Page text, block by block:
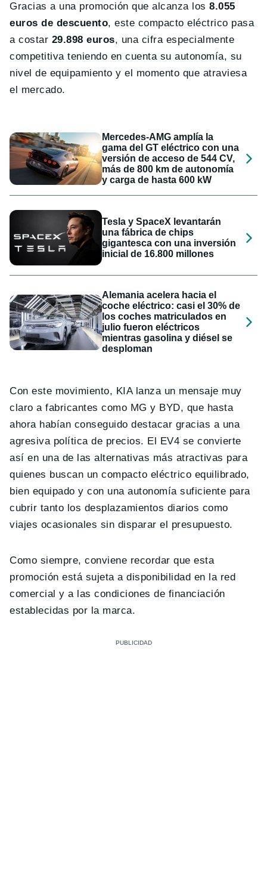
Gracias a una promoción que alcanza los8.055
euros de descuento, este compacto eléctrico pasa
a costar 29.898 euros, una cifra especialmente
competitiva teniendo en cuenta su autonomía, su
nivel de equipamiento y el momento que atraviesa
el mercado.
Mercedes-AMG amplía la
gama del GT eléctrico con una
versión de acceso de 544 CV,
más de 800 km de autonomía
y carga de hasta 600 kW
Tesla y SpaceX levantarán
una fábrica de chips
gigantesca con una inversión
inicial de 16.800 millones
Alemania acelera hacia el
coche eléctrico: casi el 30% de
los coches matriculados en
julio fueron eléctricos
mientras gasolina y diésel se
desploman
Con este movimiento, KIA lanza un mensaje muy
claro a fabricantes como MG y BYD, que hasta
ahora habían conseguido destacar gracias a una
agresiva política de precios. El EV4 se convierte
así en una de las alternativas más atractivas para
quienes buscan un compacto eléctrico equilibrado,
bien equipado y con una autonomía suficiente para
cubrir tanto los desplazamientos diarios como
viajes ocasionales sin disparar el presupuesto.
Como siempre, conviene recordar que esta
promoción está sujeta a disponibilidad en la red
comercial y a las condiciones de financiación
establecidas por la marca.